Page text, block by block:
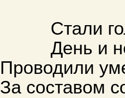
Стали
День и
Проводили
За составом